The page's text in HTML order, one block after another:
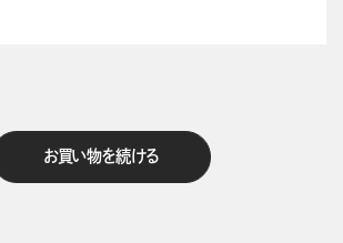
お買い物を続ける